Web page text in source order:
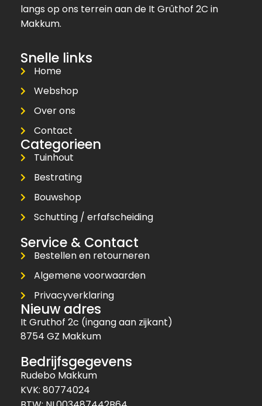
langs op ons terrein aan de It Grûthof 2C in
Makkum.
Snelle links
Home
Webshop
Over ons
Contact
Categorieen
Tuinhout
Bestrating
Bouwshop
Schutting / erfafscheiding
Service & Contact
Bestellen en retourneren
Algemene voorwaarden
Privacyverklaring
Nieuw adres
It Gruthof 2c (ingang aan zijkant)
8754 GZ Makkum
Bedrijfsgegevens
Rudebo Makkum
KVK: 80774024